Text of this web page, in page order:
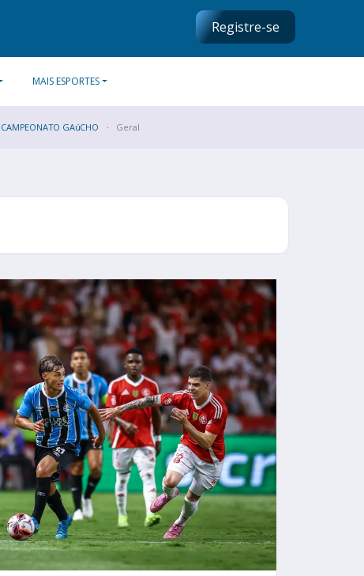
Registre-se
MAIS ESPORTES
CAMPEONATO GAúCHO Geral